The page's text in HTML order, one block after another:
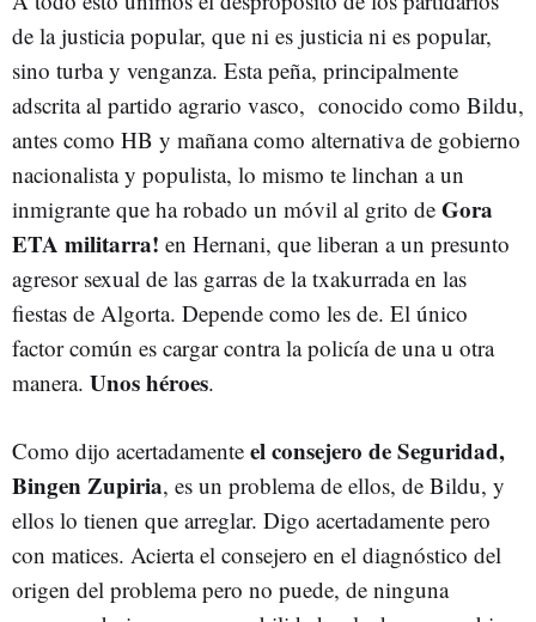
de la justicia popular, que ni es justicia ni es popular,
sino turba y venganza. Esta peña, principalmente
adscrita al partido agrario vasco, conocido como Bildu,
antes como HB y mañana como alternativa de gobierno
nacionalista y populista, lo mismo te linchan a un
inmigrante que ha robado un móvil al grito de Gora
ETA militarra! en Hernani, que liberan a un presunto
agresor sexual de las garras de la txakurrada en las
fiestas de Algorta. Depende como les de. El único
factor común es cargar contra la policía de una u otra
manera. Unos héroes.
Como dijo acertadamente el consejero de Seguridad,
Bingen Zupiria, es un problema de ellos, de Bildu, y
ellos lo tienen que arreglar. Digo acertadamente pero
con matices. Acierta el consejero en el diagnóstico del
origen del problema pero no puede, de ninguna